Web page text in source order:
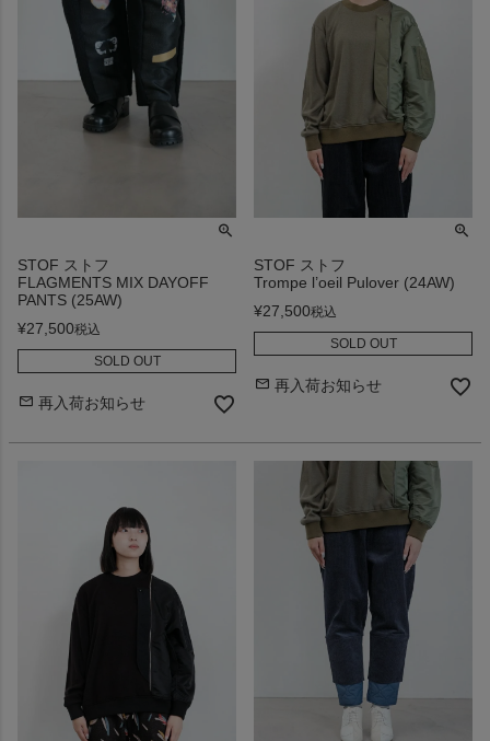
STOF ストフ
FLAGMENTS MIX DAYOFF
PANTS (25AW)
¥27,500税込
SOLD OUT
再入荷お知らせ
STOF ストフ
Trompe l’oeil Pulover (24AW)
¥27,500税込
SOLD OUT
再入荷お知らせ